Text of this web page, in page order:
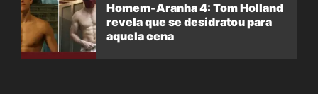
Homem-Aranha 4: Tom Holland
revela que se desidratou para
aquela cena